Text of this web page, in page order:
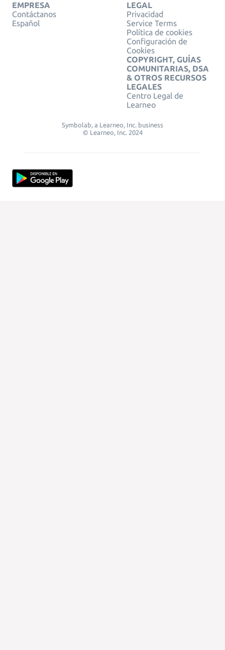
EMPRESA
Contáctanos
Español
LEGAL
Privacidad
Service Terms
Política de cookies
Configuración de
Cookies
COPYRIGHT, GUÍAS
COMUNITARIAS, DSA
& OTROS RECURSOS
LEGALES
Centro Legal de
Learneo
Symbolab, a Learneo, Inc. business
© Learneo, Inc. 2024